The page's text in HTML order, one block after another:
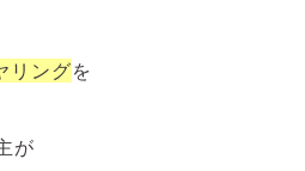
リングを
が